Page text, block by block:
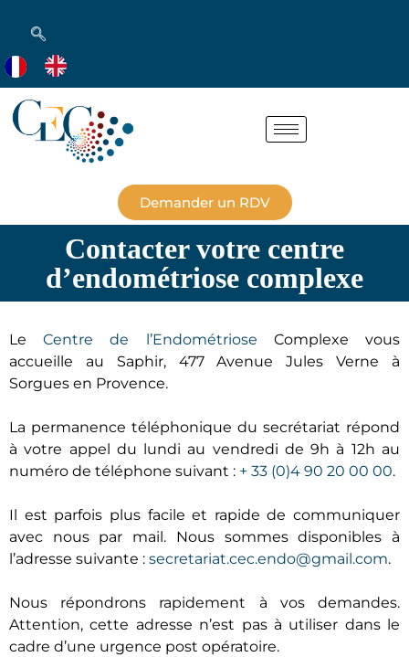
Demander un RDV
Contacter votre centre
d’endométriose complexe
LeCentre de l’Endométriose Complexe vous
accueille au Saphir, 477 Avenue Jules Verne à
Sorgues en Provence.
La permanence téléphonique du secrétariat répond
à votre appel du lundi au vendredi de 9h à 12h au
numéro de téléphone suivant : + 33 (0)4 90 20 00 00.
Il est parfois plus facile et rapide de communiquer
avec nous par mail. Nous sommes disponibles à
l’adresse suivante : secretariat.cec.endo@gmail.com.
Nous répondrons rapidement à vos demandes.
Attention, cette adresse n’est pas à utiliser dans le
cadre d’une urgence post opératoire.